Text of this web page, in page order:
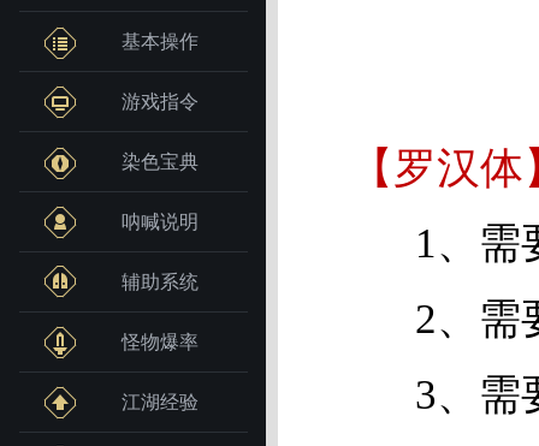
基本操作
游戏指令
染色宝典
呐喊说明
辅助系统
怪物爆率
江湖经验
【罗汉
1、需
2、需
3、需